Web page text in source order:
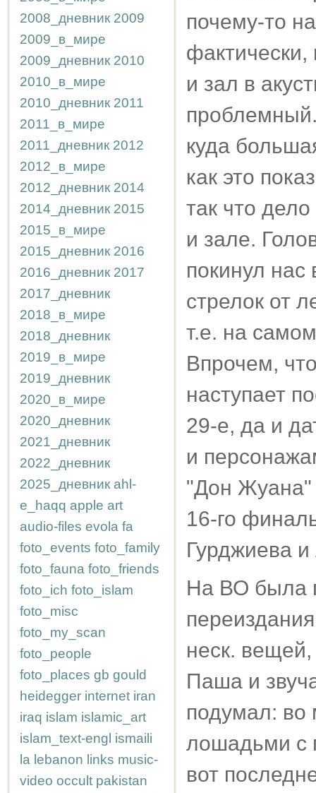
2008_дневник 2009
2009_в_мире
2009_дневник 2010
2010_в_мире
2010_дневник 2011
2011_в_мире
2011_дневник 2012
2012_в_мире
2012_дневник 2014
2014_дневник 2015
2015_в_мире
2015_дневник 2016
2016_дневник 2017
2017_дневник
2018_в_мире
2018_дневник
2019_в_мире
2019_дневник
2020_в_мире
2020_дневник
2021_дневник
2022_дневник
2025_дневник ahl-
e_haqq apple art
audio-files evola fa
foto_events foto_family
foto_fauna foto_friends
foto_ich foto_islam
foto_misc
foto_my_scan
foto_people
foto_places gb gould
heidegger internet iran
iraq islam islamic_art
islam_text-engl ismaili
la lebanon links music-
video occult pakistan
почему-то
и зал в
куда
как это
так что
и зале.
покинул нас
стрелок от
т.е. на
Впрочем,
наступает
29-е, да и
и
"Дон Жуана"
16-го
Гурджиева
На ВО была
неск.
Паша и
подумал: во
лошадьми с
вот